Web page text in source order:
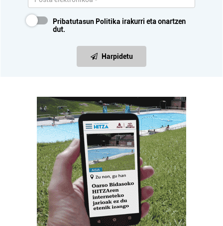
Pribatutasun Politika irakurri eta onartzen
dut.
Harpidetu